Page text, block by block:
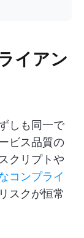
イアン
しも同一で
ビス品質の
クリプトや
コンプライ
スクが恒常